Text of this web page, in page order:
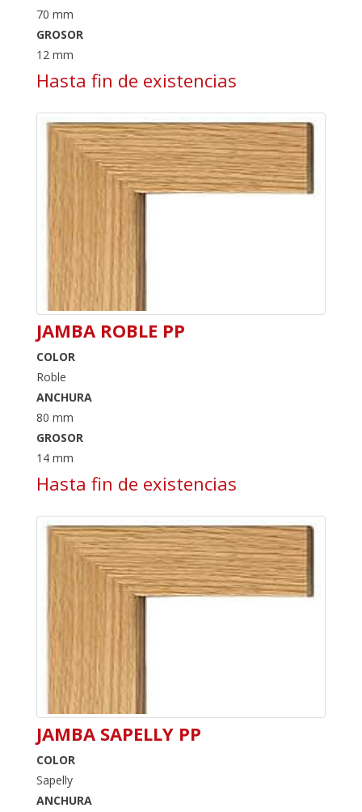
70 mm
GROSOR
12 mm
Hasta fin de existencias
JAMBA ROBLE PP
COLOR
Roble
ANCHURA
80 mm
GROSOR
14 mm
Hasta fin de existencias
JAMBA SAPELLY PP
COLOR
Sapelly
ANCHURA